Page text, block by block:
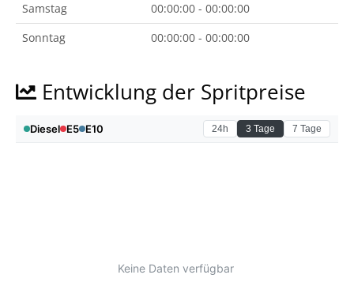
Samstag
00:00:00 - 00:00:00
Sonntag
00:00:00 - 00:00:00
Entwicklung der Spritpreise